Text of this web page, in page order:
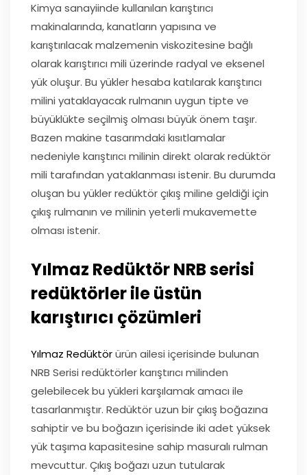
Kimya sanayiinde kullanılan karıştırıcı
makinalarında, kanatların yapısına ve
karıştırılacak malzemenin viskozitesine bağlı
olarak karıştırıcı mili üzerinde radyal ve eksenel
yük oluşur. Bu yükler hesaba katılarak karıştırıcı
milini yataklayacak rulmanın uygun tipte ve
büyüklükte seçilmiş olması büyük önem taşır.
Bazen makine tasarımdaki kısıtlamalar
nedeniyle karıştırıcı milinin direkt olarak redüktör
mili tarafından yataklanması istenir. Bu durumda
oluşan bu yükler redüktör çıkış miline geldiği için
çıkış rulmanın ve milinin yeterli mukavemette
olması istenir.
Yılmaz Redüktör NRB serisi
redüktörler ile üstün
karıştırıcı çözümleri
Yılmaz Redüktörürün ailesi içerisinde bulunan
NRB Serisi redüktörler karıştırıcı milinden
gelebilecek bu yükleri karşılamak amacı ile
tasarlanmıştır. Redüktör uzun bir çıkış boğazına
sahiptir ve bu boğazın içerisinde iki adet yüksek
yük taşıma kapasitesine sahip masuralı rulman
mevcuttur. Çıkış boğazı uzun tutularak